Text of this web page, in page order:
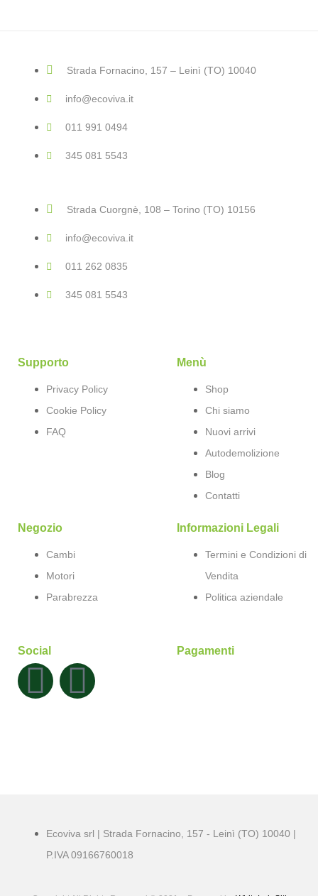
Strada Fornacino, 157 – Leinì (TO) 10040
info@ecoviva.it
011 991 0494
345 081 5543
Strada Cuorgnè, 108 – Torino (TO) 10156
info@ecoviva.it
011 262 0835
345 081 5543
Supporto
Privacy Policy
Cookie Policy
FAQ
Menù
Shop
Chi siamo
Nuovi arrivi
Autodemolizione
Blog
Contatti
Negozio
Cambi
Motori
Parabrezza
Informazioni Legali
Termini e Condizioni di
Vendita
Politica aziendale
Social Pagamenti
Ecoviva srl | Strada Fornacino, 157 - Leinì (TO) 10040 |
P.IVA 09166760018